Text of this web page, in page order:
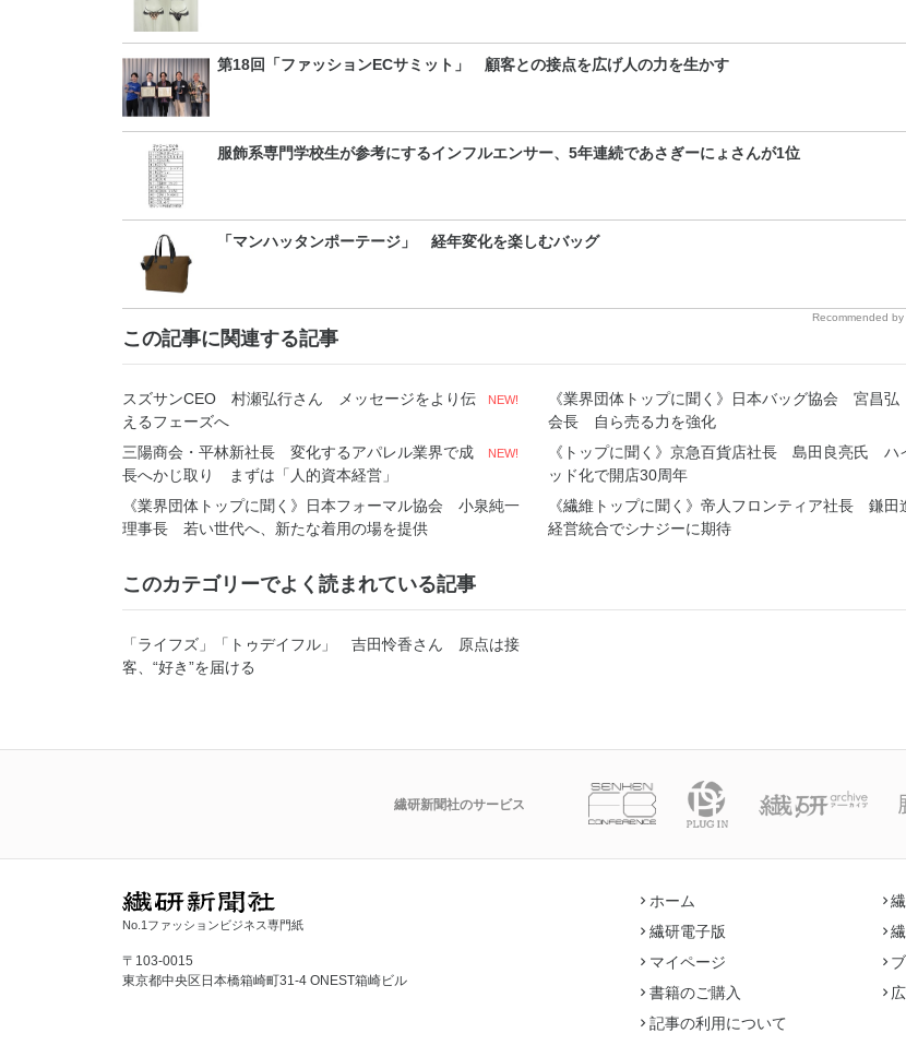
第18回「ファッションECサミット」 顧客との接点を広げ人の力を生かす
服飾系専門学校生が参考にするインフルエンサー、5年連続であさぎーにょさんが1位
「マンハッタンポーテージ」 経年変化を楽しむバッグ
Recommended by
この記事に関連する記事
スズサンCEO 村瀬弘行さん メッセージをより伝
えるフェーズへ
NEW!
《業界団体トップに聞く》日本バッグ協会 宮昌弘
会長 自ら売る力を強化
三陽商会・平林新社長 変化するアパレル業界で成
長へかじ取り まずは「人的資本経営」
NEW!
《トップに聞く》京急百貨店社長 島田良亮氏 ハ
ッド化で開店30周年
《業界団体トップに聞く》日本フォーマル協会 小泉純一
理事長 若い世代へ、新たな着用の場を提供
《繊維トップに聞く》帝人フロンティア社長 鎌
経営統合でシナジーに期待
このカテゴリーでよく読まれている記事
「ライフズ」「トゥデイフル」 吉田怜香さん 原点は接
客、“好き”を届ける
繊研新聞社のサービス
No.1ファッションビジネス専門紙
〒103-0015
東京都中央区日本橋箱崎町31-4 ONEST箱崎ビル
ホーム
繊研電子版
マイページ
書籍のご購入
記事の利用について